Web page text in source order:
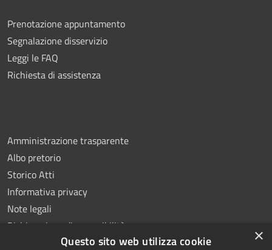
Prenotazione appuntamento
Segnalazione disservizio
Leggi le FAQ
Richiesta di assistenza
Amministrazione trasparente
Albo pretorio
Storico Atti
Informativa privacy
Note legali
Dichiarazione di accessibilità
×
Questo sito web utilizza cookie